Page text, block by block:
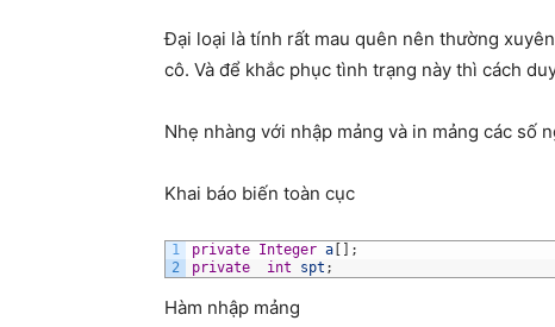
Đại loại là tính rất mau quên nên thường
cô. Và để khắc phục tình trạng này thì cách
Nhẹ nhàng với nhập mảng và in mảng các số
Khai báo biến toàn cục
1
2
private Integer a
;
private
int spt ;
Hàm nhập mảng